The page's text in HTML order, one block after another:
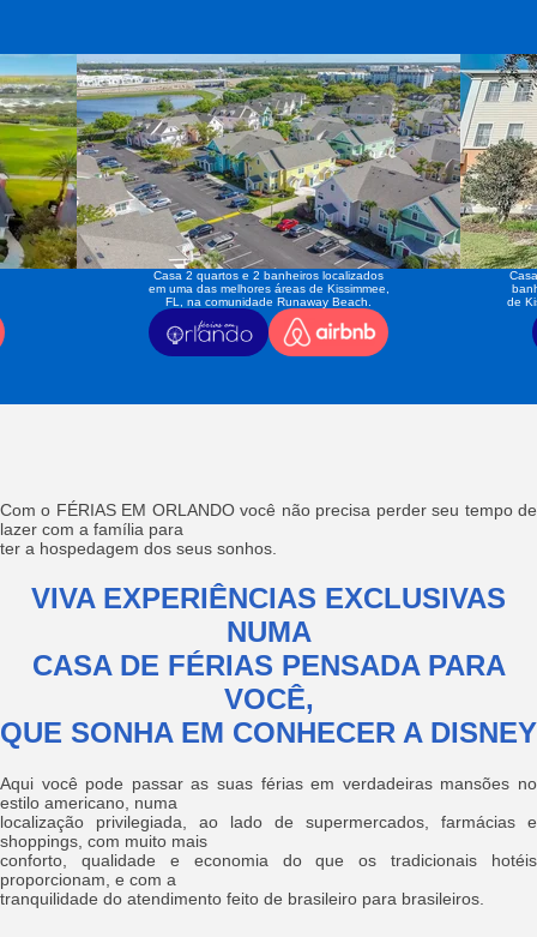
Casa 2 quartos e 2 banheiros localizados
em uma das melhores áreas de Kissimmee,
FL, na comunidade Runaway Beach.
de
Com o FÉRIAS EM ORLANDO você não precisa perder seu tempo de
lazer com a família para
ter a hospedagem dos seus sonhos.
VIVA EXPERIÊNCIAS EXCLUSIVAS
NUMA
CASA DE FÉRIAS PENSADA PARA
VOCÊ,
QUE SONHA EM CONHECER A DISNEY
Aqui você pode passar as suas férias em verdadeiras mansões no
estilo americano, numa
localização privilegiada, ao lado de supermercados, farmácias e
shoppings, com muito mais
conforto, qualidade e economia do que os tradicionais hotéis
proporcionam, e com a
tranquilidade do atendimento feito de brasileiro para brasileiros.